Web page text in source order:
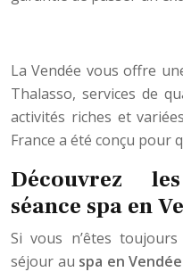
La Vendée vous offre
Thalasso, services de
activités riches et
France a été conçu pour
Découvrez
séance spa en
Si vous n’êtes
séjour au spa en Vendée